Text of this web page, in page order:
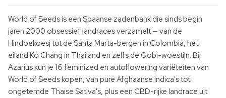
World of Seeds is een Spaanse zadenbank die sinds begin
jaren 2000 obsessief landraces verzamelt — van de
Hindoekoesj tot de Santa Marta-bergen in Colombia, het
eiland Ko Chang in Thailand en zelfs de Gobi-woestijn. Bij
Azarius kun je 16 feminized en autoflowering variëteiten van
World of Seeds kopen, van pure Afghaanse Indica's tot
ongetemde Thaise Sativa's, plus een CBD-rijke landrace uit